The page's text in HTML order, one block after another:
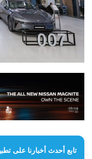
تابع أحدث أخبارنا على